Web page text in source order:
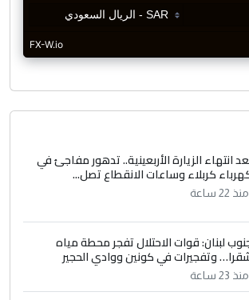
انتهاء الزيارة الأربعينية.. تدهور مفاجئ في
كربلاء وساعات الانقطاع تصل...
منذ 22 ساعة
لبنان: قوات الاحتلال تفجر محطة مياه
وتفجيرات في كونين ووادي الحجير
منذ 23 ساعة